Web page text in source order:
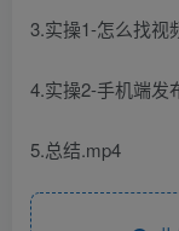
3.实操1-怎么找视
4.实操2-手机端发
5.总结.mp4